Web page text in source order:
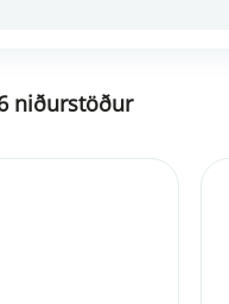
niðurstöður